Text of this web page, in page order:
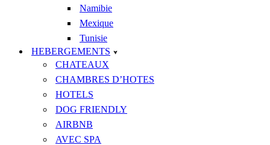
Namibie
Mexique
Tunisie
HEBERGEMENTS
CHATEAUX
CHAMBRES D’HOTES
HOTELS
DOG FRIENDLY
AIRBNB
AVEC SPA